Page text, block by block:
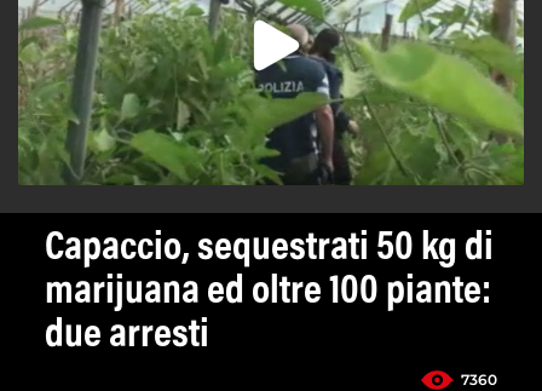
Capaccio, sequestrati 50 kg di
marijuana ed oltre 100 piante:
due arresti
7360